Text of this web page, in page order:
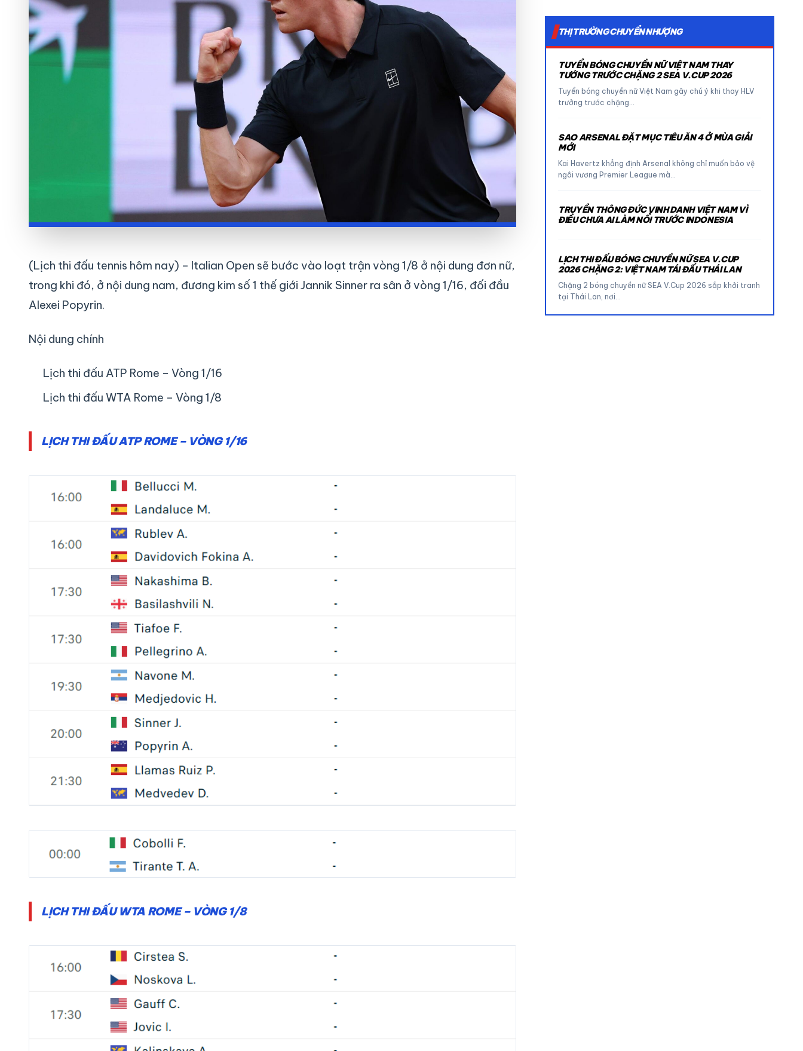
(Lịch thi đấu tennis hôm nay) – Italian Open sẽ bước vào loạt trận vòng 1/8 ở nội dung đơn nữ,
trong khi đó, ở nội dung nam, đương kim số 1 thế giới Jannik Sinner ra sân ở vòng 1/16, đối đầu
Alexei Popyrin.
Nội dung chính
Lịch thi đấu ATP Rome – Vòng 1/16
Lịch thi đấu WTA Rome – Vòng 1/8
LỊCH THI ĐẤU ATP ROME – VÒNG 1/16
LỊCH THI ĐẤU WTA ROME – VÒNG 1/8
THỊ TRƯỜNG CHUYỂN NHƯỢNG
TUYỂN BÓNG CHUYỀN NỮ VIỆT NAM THAY
TƯỚNG TRƯỚC CHẶNG 2 SEA V.CUP 2026
Tuyển bóng chuyền nữ Việt Nam gây chú ý khi thay HLV
trưởng trước chặng…
SAO ARSENAL ĐẶT MỤC TIÊU ĂN 4 Ở MÙA GIẢI
MỚI
Kai Havertz khẳng định Arsenal không chỉ muốn bảo vệ
ngôi vương Premier League mà…
TRUYỀN THÔNG ĐỨC VINH DANH VIỆT NAM VÌ
ĐIỀU CHƯA AI LÀM NỔI TRƯỚC INDONESIA
LỊCH THI ĐẤU BÓNG CHUYỀN NỮ SEA V.CUP
2026 CHẶNG 2: VIỆT NAM TÁI ĐẤU THÁI LAN
Chặng 2 bóng chuyền nữ SEA V.Cup 2026 sắp khởi tranh
tại Thái Lan, nơi…